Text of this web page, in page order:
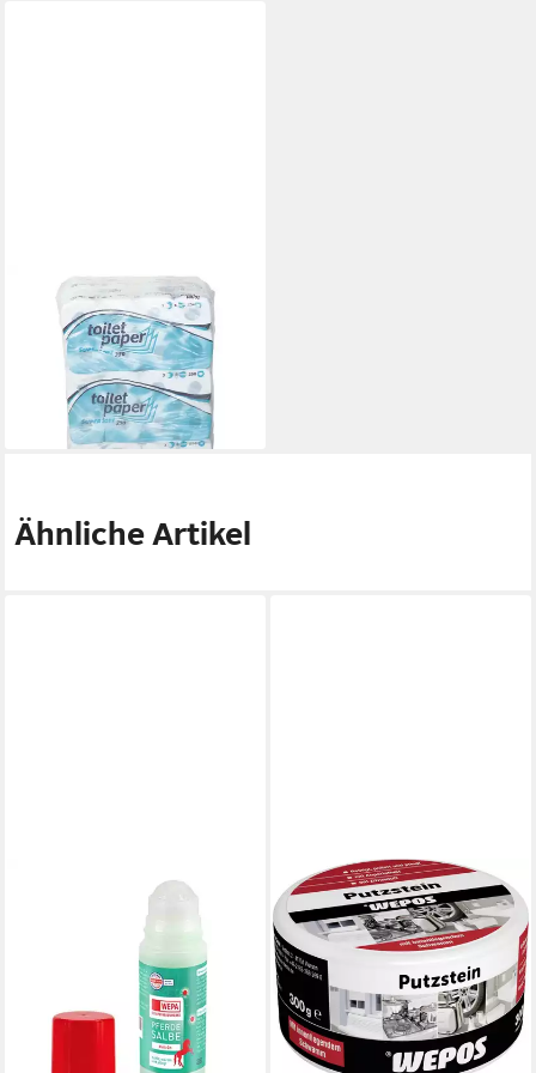
WEPA
Toilettenpapier (72-St), 3-
lagig, 100% Zellstoff,
hochweiß, 250 Blatt/Rolle
61,09 €
lieferbar - in 2-3 Werktagen bei dir
Ähnliche Artikel
WEPA APOTHEKENBEDARF
Körpergel WEPA Pferdesalbe
Roll-On, kühlende Pflege für
beanspruchte Körperpartien
4,35 € UVP5,45 €
-20%
WEPOS CHEMIE GMBH
Wepos Putzstein 300 g
Universalreiniger
8,14 €
(27,13 €/ 1 kg)
lieferbar - in 3-4 Werktagen bei dir